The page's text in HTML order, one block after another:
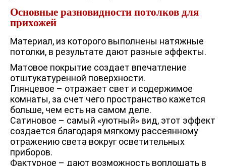
Основные разновидности потолков для
прихожей
Материал, из которого выполнены натяжные
потолки, в результате дают разные эффекты.
Матовое покрытие создает впечатление
отштукатуренной поверхности.
Глянцевое – отражает свет и содержимое
комнаты, за счет чего пространство кажется
больше, чем есть на самом деле.
Сатиновое – самый «уютный» вид, этот эффект
создается благодаря мягкому рассеянному
отражению света вокруг осветительных
приборов.
Фактурное – дают возможность воплощать в